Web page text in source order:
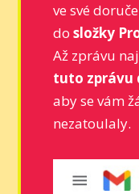
ve své
dosložky
Až zprávu
tuto zprávu
aby se vám
nezatoulaly.